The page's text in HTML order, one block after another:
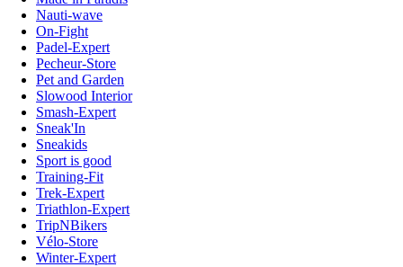
Nauti-wave
On-Fight
Padel-Expert
Pecheur-Store
Pet and Garden
Slowood Interior
Smash-Expert
Sneak'In
Sneakids
Sport is good
Training-Fit
Trek-Expert
Triathlon-Expert
TripNBikers
Vélo-Store
Winter-Expert